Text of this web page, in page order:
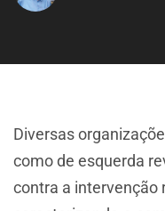
Diversas
como de esquerda
contra a intervenção